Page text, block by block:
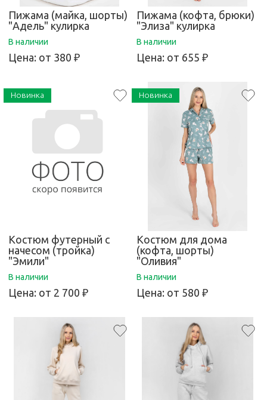
Пижама (майка, шорты)
"Адель" кулирка
В наличии
Цена: от 380 ₽
Пижама (кофта, брюки)
"Элиза" кулирка
В наличии
Цена: от 655 ₽
Новинка
Костюм футерный с
начесом (тройка)
"Эмили"
В наличии
Цена: от 2 700 ₽
Новинка
Костюм для дома
(кофта, шорты)
"Оливия"
В наличии
Цена: от 580 ₽